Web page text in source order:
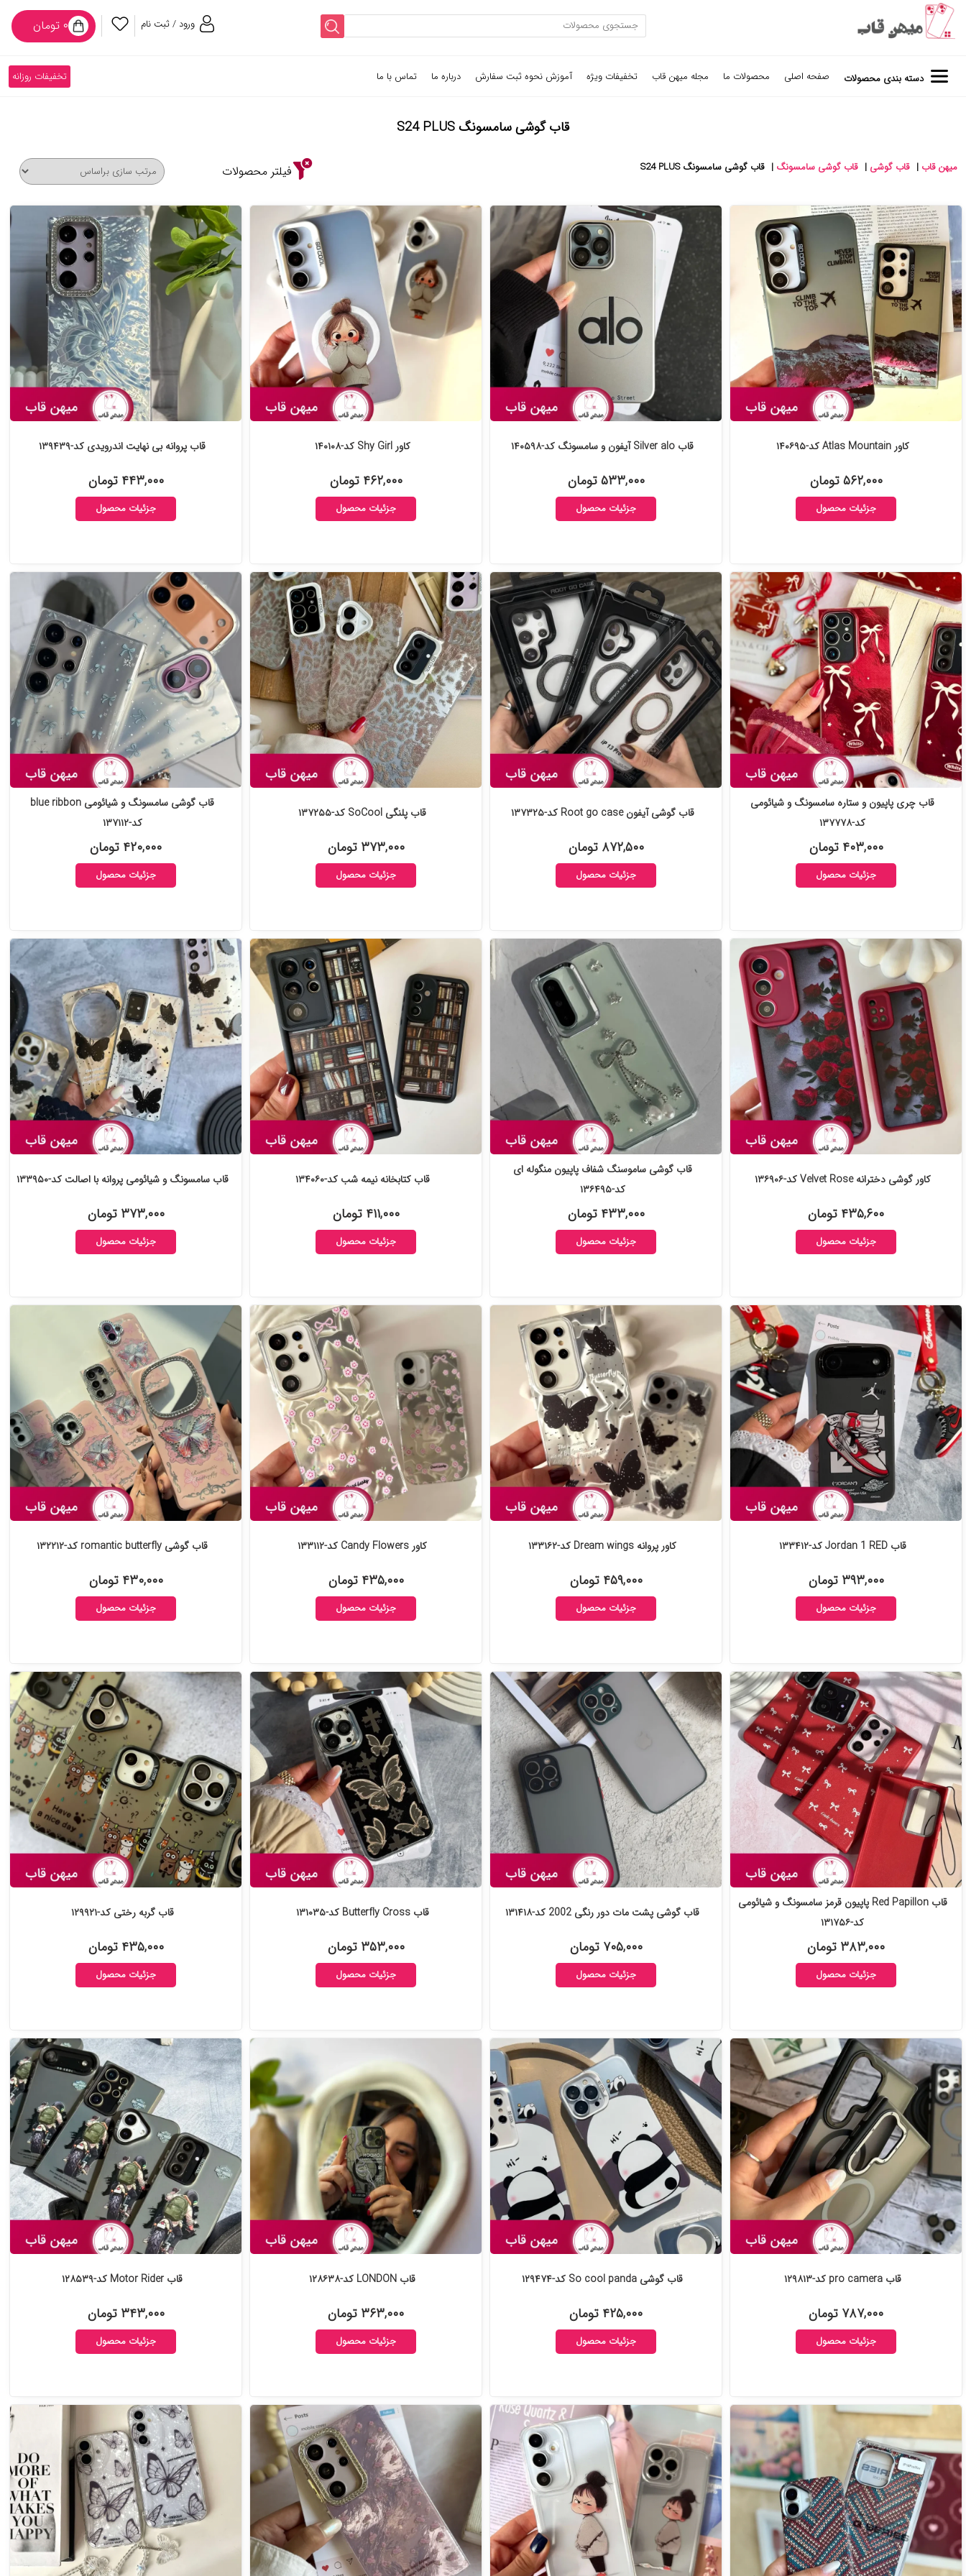
ورود / ثبت نام ۰ تومان
دسته بندی محصولات صفحه اصلی محصولات ما مجله میهن قاب تخفیفات ویژه آموزش نحوه ثبت سفارش درباره ما تماس با ما تخفیفات روزانه
قاب گوشی سامسونگ S24 PLUS
میهن قاب | قاب گوشی | قاب گوشی سامسونگ | قاب گوشی سامسونگ S24 PLUS فیلتر محصولات
کاور Atlas Mountain کد-۱۴۰۶۹۵
۵۶۲,۰۰۰ تومان
جزئیات محصول
قاب Silver alo آیفون و سامسونگ کد-۱۴۰۵۹۸
۵۳۳,۰۰۰ تومان
جزئیات محصول
کاور Shy Girl کد-۱۴۰۱۰۸
۴۶۲,۰۰۰ تومان
جزئیات محصول
قاب پروانه بی نهایت اندرویدی کد-۱۳۹۴۳۹
۴۴۳,۰۰۰ تومان
جزئیات محصول
قاب چری پاپیون و ستاره سامسونگ و شیائومی
کد-۱۳۷۷۷۸
۴۰۳,۰۰۰ تومان
جزئیات محصول
قاب گوشی آیفون Root go case کد-۱۳۷۳۲۵
۸۷۲,۵۰۰ تومان
جزئیات محصول
قاب پلنگی SoCool کد-۱۳۷۲۵۵
۳۷۳,۰۰۰ تومان
جزئیات محصول
قاب گوشی سامسونگ و شیائومی blue ribbon
کد-۱۳۷۱۱۲
۴۲۰,۰۰۰ تومان
جزئیات محصول
کاور گوشی دخترانه Velvet Rose کد-۱۳۶۹۰۶
۴۳۵,۶۰۰ تومان
جزئیات محصول
قاب گوشی ساموسنگ شفاف پاپیون منگوله ای
کد-۱۳۶۴۹۵
۴۳۳,۰۰۰ تومان
جزئیات محصول
قاب کتابخانه نیمه شب کد-۱۳۴۰۶۰
۴۱۱,۰۰۰ تومان
جزئیات محصول
قاب سامسونگ و شیائومی پروانه با اصالت کد-۱۳۳۹۵۰
۳۷۳,۰۰۰ تومان
جزئیات محصول
قاب Jordan 1 RED کد-۱۳۳۴۱۲
۳۹۳,۰۰۰ تومان
جزئیات محصول
کاور پروانه Dream wings کد-۱۳۳۱۶۲
۴۵۹,۰۰۰ تومان
جزئیات محصول
کاور Candy Flowers کد-۱۳۳۱۱۲
۴۳۵,۰۰۰ تومان
جزئیات محصول
قاب گوشی romantic butterfly کد-۱۳۲۲۱۲
۴۳۰,۰۰۰ تومان
جزئیات محصول
قاب Red Papillon پاپیون قرمز سامسونگ و شیائومی
کد-۱۳۱۷۵۶
۳۸۳,۰۰۰ تومان
جزئیات محصول
قاب گوشی پشت مات دور رنگی 2002 کد-۱۳۱۴۱۸
۷۰۵,۰۰۰ تومان
جزئیات محصول
قاب Butterfly Cross کد-۱۳۱۰۳۵
۳۵۳,۰۰۰ تومان
جزئیات محصول
قاب گربه رختی کد-۱۲۹۹۲۱
۴۳۵,۰۰۰ تومان
جزئیات محصول
قاب pro camera کد-۱۲۹۸۱۳
۷۸۷,۰۰۰ تومان
جزئیات محصول
قاب گوشی So cool panda کد-۱۲۹۴۷۴
۴۲۵,۰۰۰ تومان
جزئیات محصول
قاب LONDON کد-۱۲۸۶۳۸
۳۶۳,۰۰۰ تومان
جزئیات محصول
قاب Motor Rider کد-۱۲۸۵۳۹
۳۴۳,۰۰۰ تومان
جزئیات محصول